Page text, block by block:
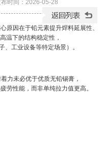
时间：2026-05-28
原因在于铅元素提升焊料延展性、
温下的结构稳定性，
工业设备等特定场景）。
力未必优于优质无铅锡膏，
劳性能，而非单纯拉力值更高。